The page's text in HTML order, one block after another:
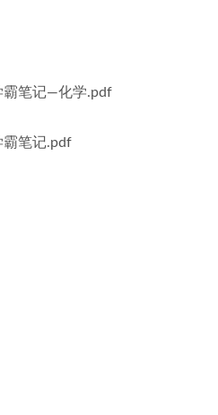
霸笔记—化学.pdf
霸笔记.pdf